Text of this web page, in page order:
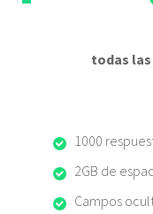
todas
1000
2GB de
Campos